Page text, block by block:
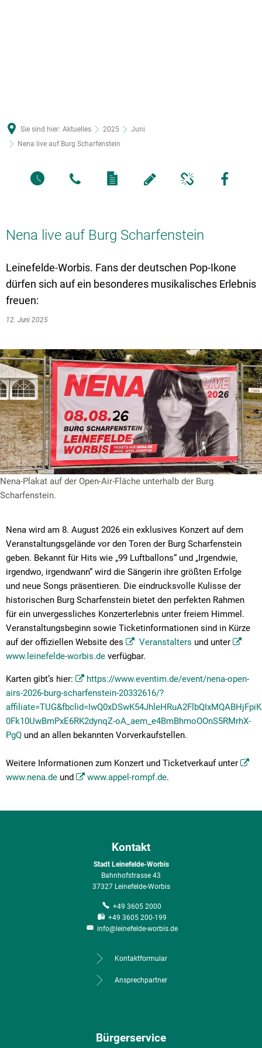
Sie sind hier: Aktuelles 2025
Juni
Nena live auf Burg Scharfenstein
Nena live auf Burg Scharfenstein
Leinefelde-Worbis. Fans der deutschen Pop-Ikone
dürfen sich auf ein besonderes musikalisches Erlebnis
freuen:
12. Juni 2025
Nena-Plakat auf der Open-Air-Fläche unterhalb der Burg
Scharfenstein.
Nena wird am 8. August 2026 ein exklusives Konzert auf dem
Veranstaltungsgelände vor den Toren der Burg Scharfenstein
geben. Bekannt für Hits wie „99 Luftballons“ und „Irgendwie,
irgendwo, irgendwann“ wird die Sängerin ihre größten Erfolge
und neue Songs präsentieren. Die eindrucksvolle Kulisse der
historischen Burg Scharfenstein bietet den perfekten Rahmen
für ein unvergessliches Konzerterlebnis unter freiem Himmel.
Veranstaltungsbeginn sowie Ticketinformationen sind in Kürze
auf der offiziellen Website des
Veranstalters und unter
www.leinefelde-worbis.de verfügbar.
Karten gibt’s hier:
https://www.eventim.de/event/nena-open-
airs-2026-burg-scharfenstein-20332616/?
0Fk10UwBmPxE6RK2dynqZ-oA_aem_e4BmBhmoOOnS5RMrhX-
PgQ und an allen bekannten Vorverkaufstellen.
Weitere Informationen zum Konzert und Ticketverkauf unter
www.nena.de und www.appel-rompf.de.
Kontakt
Stadt Leinefelde-Worbis
Bahnhofstrasse 43
37327 Leinefelde-Worbis
+49 3605 2000
+49 3605 200-199
info@leinefelde-worbis.de
Kontaktformular
Ansprechpartner
Bürgerservice